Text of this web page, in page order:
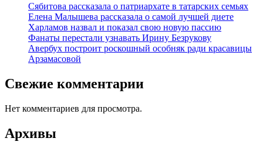
Сябитова рассказала о патриархате в татарских семьях
Елена Малышева рассказала о самой лучшей диете
Харламов назвал и показал свою новую пассию
Фанаты перестали узнавать Ирину Безрукову
Авербух построит роскошный особняк ради красавицы
Арзамасовой
Свежие комментарии
Нет комментариев для просмотра.
Архивы